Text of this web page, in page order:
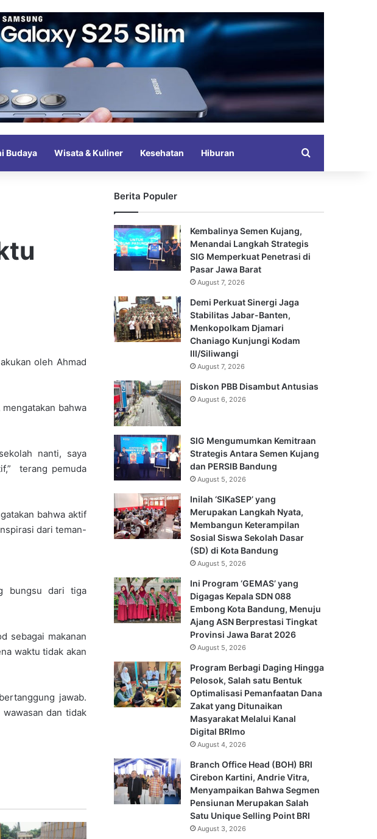
Budaya Wisata & Kuliner Kesehatan Hiburan
oleh Ahmad
bahwa
nanti, saya
terang pemuda
bahwa aktif
dari teman-
bungsu dari tiga
sebagai makanan
waktu tidak akan
jawab.
dan tidak
Berita Populer
Kembalinya Semen Kujang,
Menandai Langkah Strategis
SIG Memperkuat Penetrasi di
Pasar Jawa Barat
August 7, 2026
Demi Perkuat Sinergi Jaga
Stabilitas Jabar-Banten,
Menkopolkam Djamari
Chaniago Kunjungi Kodam
III/Siliwangi
August 7, 2026
Diskon PBB Disambut Antusias
August 6, 2026
SIG Mengumumkan Kemitraan
Strategis Antara Semen Kujang
dan PERSIB Bandung
August 5, 2026
Inilah ‘SIKaSEP’ yang
Merupakan Langkah Nyata,
Membangun Keterampilan
Sosial Siswa Sekolah Dasar
(SD) di Kota Bandung
August 5, 2026
Ini Program ‘GEMAS’ yang
Digagas Kepala SDN 088
Embong Kota Bandung, Menuju
Ajang ASN Berprestasi Tingkat
Provinsi Jawa Barat 2026
August 5, 2026
Program Berbagi Daging Hingga
Pelosok, Salah satu Bentuk
Optimalisasi Pemanfaatan Dana
Zakat yang Ditunaikan
Masyarakat Melalui Kanal
Digital BRImo
August 4, 2026
Branch Office Head (BOH) BRI
Cirebon Kartini, Andrie Vitra,
Menyampaikan Bahwa Segmen
Pensiunan Merupakan Salah
Satu Unique Selling Point BRI
August 3, 2026